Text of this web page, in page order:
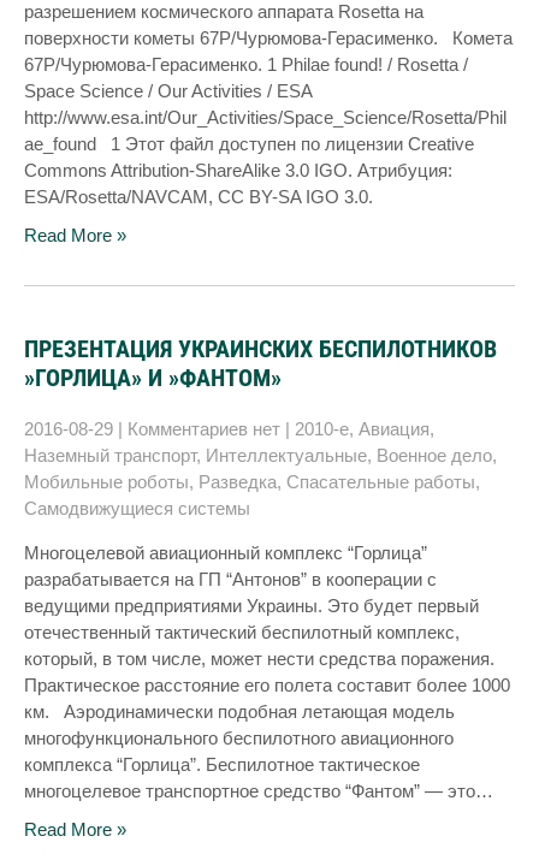
разрешением космического аппарата Rosetta на
поверхности кометы 67P/Чурюмова-Герасименко. Комета
67P/Чурюмова-Герасименко. 1 Philae found! / Rosetta /
Space Science / Our Activities / ESA
http://www.esa.int/Our_Activities/Space_Science/Rosetta/Phil
ae_found 1 Этот файл доступен по лицензии Creative
Commons Attribution-ShareAlike 3.0 IGO. Атрибуция:
ESA/Rosetta/NAVCAM, CC BY-SA IGO 3.0.
Read More »
ПРЕЗЕНТАЦИЯ УКРАИНСКИХ БЕСПИЛОТНИКОВ
»ГОРЛИЦА» И »ФАНТОМ»
2016-08-29 | Комментариев нет | 2010-е, Авиация,
Наземный транспорт, Интеллектуальные, Военное дело,
Мобильные роботы, Разведка, Спасательные работы,
Самодвижущиеся системы
Многоцелевой авиационный комплекс “Горлица”
разрабатывается на ГП “Антонов” в кооперации с
ведущими предприятиями Украины. Это будет первый
отечественный тактический беспилотный комплекс,
который, в том числе, может нести средства поражения.
Практическое расстояние его полета составит более 1000
км. Аэродинамически подобная летающая модель
многофункционального беспилотного авиационного
комплекса “Горлица”. Беспилотное тактическое
многоцелевое транспортное средство “Фантом” — это…
Read More »